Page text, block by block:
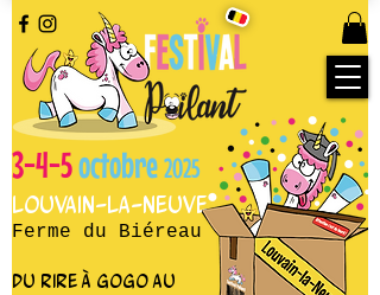
Louvain-la-Neuve
Ferme du Biéreau
du rire à gogo au
3-4-5octobre2025